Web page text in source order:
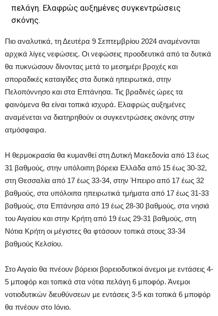
πελάγη. Ελαφρώς αυξημένες συγκεντρώσεις
σκόνης.
Πιο αναλυτικά, τη Δευτέρα 9 Σεπτεμβρίου 2024 αναμένονται
αρχικά λίγες νεφώσεις. Οι νεφώσεις προοδευτικά από τα δυτικά
θα πυκνώσουν δίνοντας μετά το μεσημέρι βροχές και
σποραδικές καταιγίδες στα δυτικά ηπειρωτικά, στην
Πελοπόννησο και στα Επτάνησα. Τις βραδινές ώρες τα
φαινόμενα θα είναι τοπικά ισχυρά. Ελαφρώς αυξημένες
αναμένεται να διατηρηθούν οι συγκεντρώσεις σκόνης στην
ατμόσφαιρα.
Η θερμοκρασία θα κυμανθεί στη Δυτική Μακεδονία από 13 έως
31 βαθμούς, στην υπόλοιπη βόρεια Ελλάδα από 15 έως 30-32,
στη Θεσσαλία από 17 έως 33-34, στην Ήπειρο από 17 έως 32
βαθμούς, στα υπόλοιπα ηπειρωτικά τμήματα από 17 έως 31-33
βαθμούς, στα Επτάνησα από 19 έως 28-30 βαθμούς, στα νησιά
του Αιγαίου και στην Κρήτη από 19 έως 29-31 βαθμούς, στη
Νότια Κρήτη οι μέγιστες θα φτάσουν τοπικά στους 33-34
βαθμούς Κελσίου.
Στο Αιγαίο θα πνέουν βόρειοι βορειοδυτικοί άνεμοι με εντάσεις 4-
5 μποφόρ και τοπικά στα νότια πελάγη 6 μποφόρ. Άνεμοι
νοτιοδυτικών διευθύνσεων με εντάσεις 3-5 και τοπικά 6 μποφόρ
θα πνέουν στο Ιόνιο.